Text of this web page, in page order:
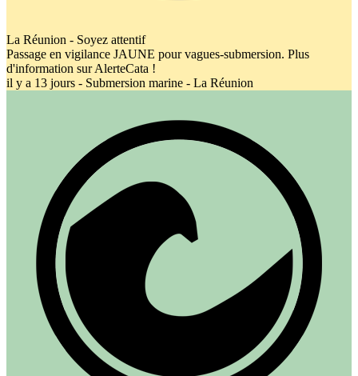
La Réunion - Soyez attentif
Passage en vigilance JAUNE pour vagues-submersion. Plus
d'information sur AlerteCata !
il y a 13 jours - Submersion marine - La Réunion